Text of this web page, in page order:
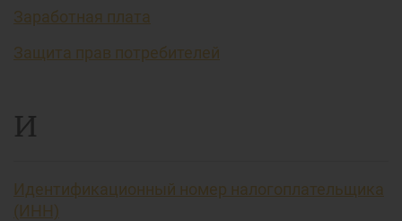
Заработная плата
Защита прав потребителей
И
Идентификационный номер налогоплательщика
(ИНН)